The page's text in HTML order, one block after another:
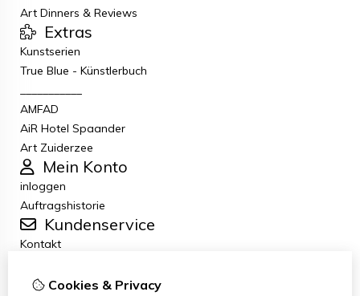
Art Dinners & Reviews
Extras
Kunstserien
True Blue - Künstlerbuch
AMFAD
AiR Hotel Spaander
Art Zuiderzee
Mein Konto
inloggen
Auftragshistorie
Kundenservice
Kontakt
Allgemeine Geschäftsbedingungen
Cookies & Privacy